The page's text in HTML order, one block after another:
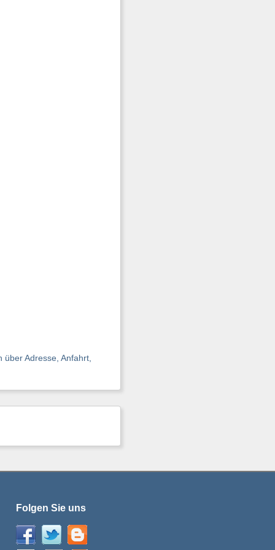
Adresse, Anfahrt,
Folgen Sie uns